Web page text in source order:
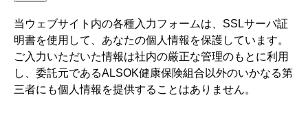
当ウェブサイト内の各種入力フォームは、SSLサーバ証
明書を使用して、あなたの個人情報を保護しています。
ご入力いただいた情報は社内の厳正な管理のもとに利用
し、委託元であるALSOK健康保険組合以外のいかなる第
三者にも個人情報を提供することはありません。